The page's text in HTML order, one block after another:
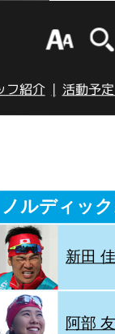
フ紹介 活動予
ノルディッ
新田
阿部